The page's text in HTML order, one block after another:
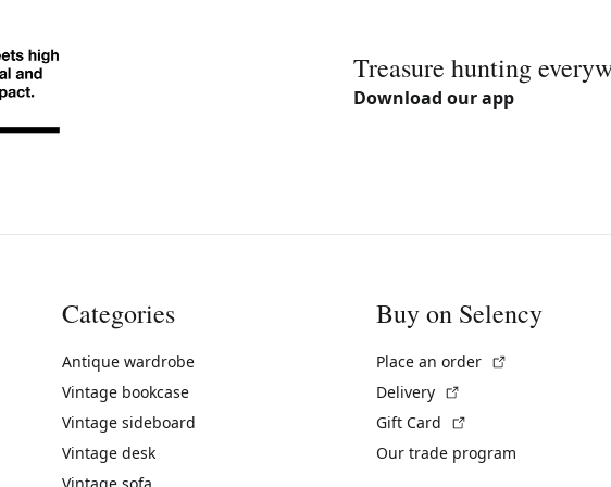
Treasure hunting
Download our app
Categories
Antique wardrobe
Vintage bookcase
Vintage sideboard
Vintage desk
Vintage sofa
Buy on Selency
Place an order
Delivery
Gift Card
Our trade program